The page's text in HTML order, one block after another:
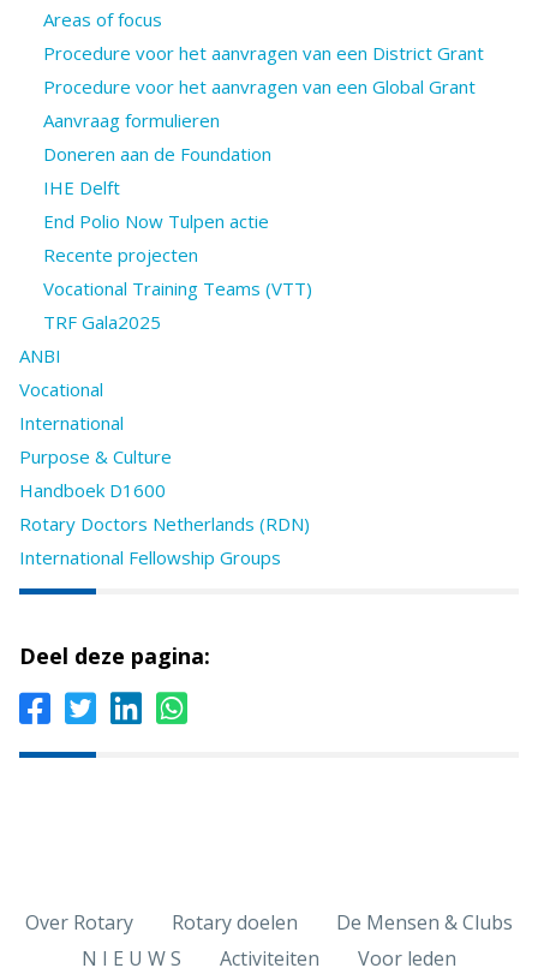
Areas of focus
Procedure voor het aanvragen van een District Grant
Procedure voor het aanvragen van een Global Grant
Aanvraag formulieren
Doneren aan de Foundation
IHE Delft
End Polio Now Tulpen actie
Recente projecten
Vocational Training Teams (VTT)
TRF Gala2025
ANBI
Vocational
International
Purpose & Culture
Handboek D1600
Rotary Doctors Netherlands (RDN)
International Fellowship Groups
Deel deze pagina:
Over Rotary Rotary doelen
De Mensen & Clubs
N I E U W S
Activiteiten Voor leden